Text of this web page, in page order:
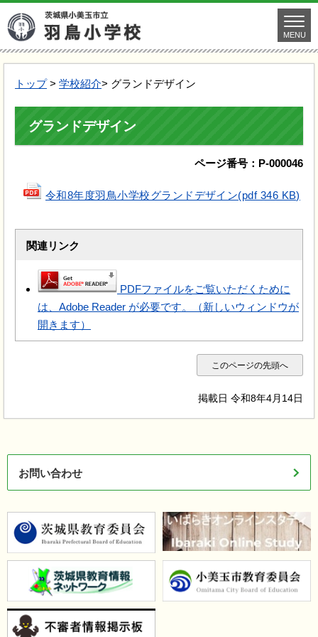
MENU
トップ> 学校紹介> グランドデザイン
グランドデザイン
ページ番号：P-000046
令和8年度羽鳥小学校グランドデザイン(pdf 346 KB)
関連リンク
PDFファイルをご覧いただくために
は、Adobe Reader が必要です。（新しいウィンドウが
開きます）
このページの先頭へ
掲載日 令和8年4月14日
お問い合わせ